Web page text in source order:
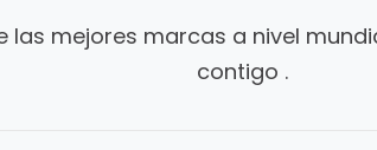
las mejores marcas a nivel
contigo .